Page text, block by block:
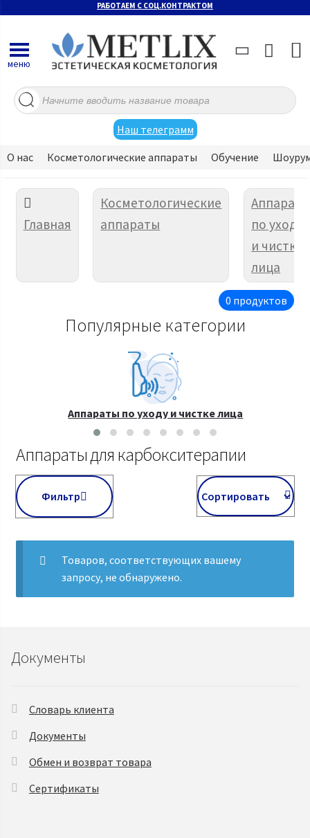
РАБОТАЕМ С СОЦ.КОНТРАКТОМ
Поиск
товаров
Наш телеграмм
меню
О нас Косметологические аппараты Обучение
Главная
Косметологические
аппараты
по уходу
и чистке
лица
0 продуктов
Популярные категории
Аппараты по уходу и чистке лица
Аппараты для карбокситерапии
Фильтр
Товаров, соответствующих вашему
запросу, не обнаружено.
Документы
Словарь клиента
Документы
Обмен и возврат товара
Сертификаты